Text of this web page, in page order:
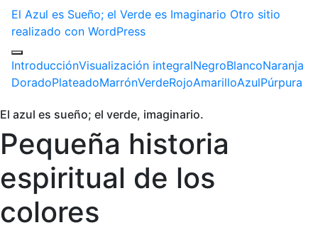
El Azul es Sueño; el Verde es Imaginario Otro sitio
realizado con WordPress
IntroducciónVisualización integralNegroBlancoNaranja
DoradoPlateadoMarrónVerdeRojoAmarilloAzulPúrpura
El azul es sueño; el verde, imaginario.
Pequeña historia
espiritual de los
colores